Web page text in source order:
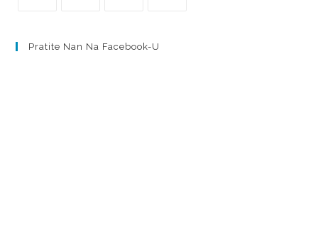
Pratite Nan Na Facebook-U